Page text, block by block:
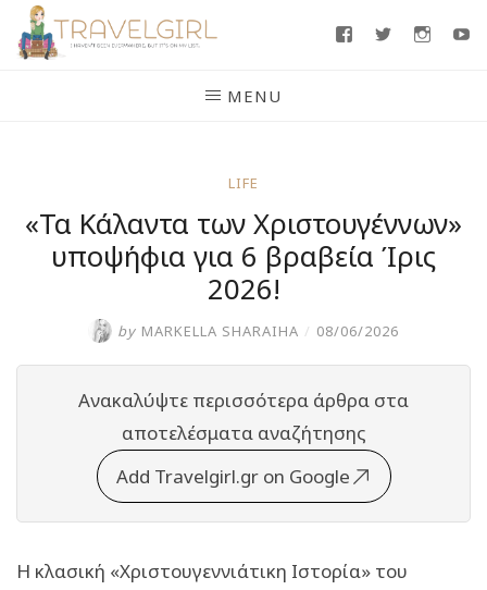
Skip
FacebookTwitter
MENU
LIFE
«Τα Κάλαντα των Χριστουγέννων»
υποψήφια για 6 βραβεία Ίρις
2026!
by MARKELLA SHARAIHA / 08/06/2026
Ανακαλύψτε περισσότερα άρθρα στα
αποτελέσματα αναζήτησης
Add Travelgirl.gr on Google
Η κλασική «Χριστουγεννιάτικη Ιστορία» του